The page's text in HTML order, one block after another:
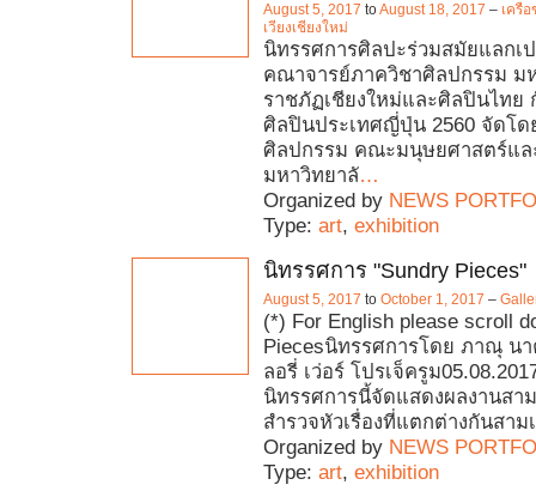
August 5, 2017 toAugust 18, 2017 – เครื
เวียงเชียงใหม่
นิทรรศการศิลปะร่วมสมัยแลกเ
คณาจารย์ภาควิชาศิลปกรรม ม
ราชภัฏเชียงใหม่และศิลปินไทย
ศิลปินประเทศญี่ปุ่น 2560 จัดโด
ศิลปกรรม คณะมนุษยศาสตร์แล
มหาวิทยาลั…
Organized by NEWS
Type: art, exhibition
นิทรรศการ "Sundry Pieces"
August 5, 2017 to October 1, 2017 –
(*) For English please scroll
Piecesนิทรรศการโดย ภาณุ น
ลอรี่ เว่อร์ โปรเจ็ครูม
นิทรรศการนี้จัดแสดงผลงานสา
สำรวจหัวเรื่องที่แตกต่างกันสามเ
Organized by NEWS
Type: art, exhibition